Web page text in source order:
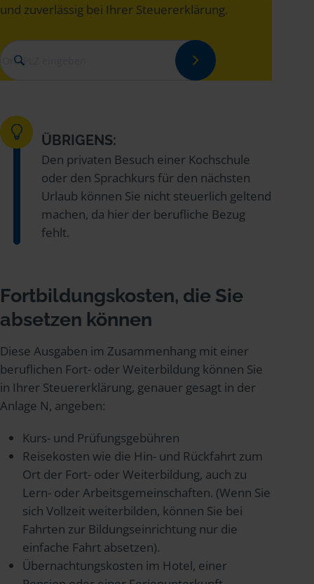
und zuverlässig bei Ihrer Steuererklärung.
ÜBRIGENS:
Den privaten Besuch einer Kochschule
oder den Sprachkurs für den nächsten
Urlaub können Sie nicht steuerlich geltend
machen, da hier der berufliche Bezug
fehlt.
Fortbildungskosten, die Sie
absetzen können
Diese Ausgaben im Zusammenhang mit einer
beruflichen Fort- oder Weiterbildung können Sie
in Ihrer Steuererklärung, genauer gesagt in der
Anlage N, angeben:
Kurs- und Prüfungsgebühren
Reisekosten wie die Hin- und Rückfahrt zum
Ort der Fort- oder Weiterbildung, auch zu
Lern- oder Arbeitsgemeinschaften. (Wenn Sie
sich Vollzeit weiterbilden, können Sie bei
Fahrten zur Bildungseinrichtung nur die
einfache Fahrt absetzen).
Übernachtungskosten im Hotel, einer